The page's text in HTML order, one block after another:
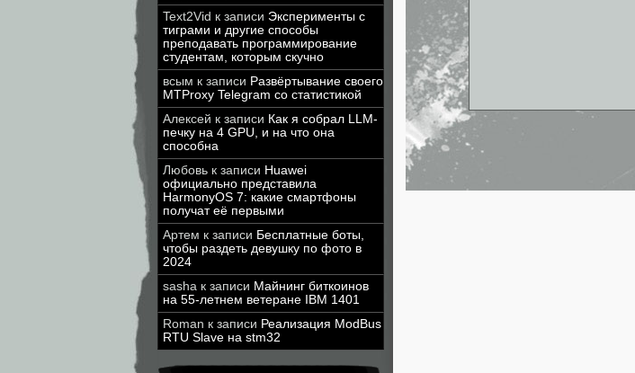
Text2Vid к записи Эксперименты с
тиграми и другие способы
преподавать программирование
студентам, которым скучно
всым к записи Развёртывание своего
MTProxy Telegram со статистикой
Алексей к записи Как я собрал LLM-
печку на 4 GPU, и на что она
способна
Любовь к записи Huawei
официально представила
HarmonyOS 7: какие смартфоны
получат её первыми
Артем к записи Бесплатные боты,
чтобы раздеть девушку по фото в
2024
sasha к записи Майнинг биткоинов
на 55-летнем ветеране IBM 1401
Roman к записи Реализация ModBus
RTU Slave на stm32